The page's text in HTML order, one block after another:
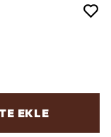
EKLE